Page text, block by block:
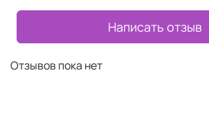
Написать отзыв
Отзывов пока нет